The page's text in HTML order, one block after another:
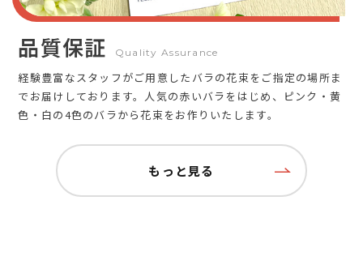
品質保証 Quality Assurance
経験豊富なスタッフがご用意したバラの花束をご指定の場所ま
でお届けしております。人気の赤いバラをはじめ、ピンク・黄
色・白の4色のバラから花束をお作りいたします。
もっと見る